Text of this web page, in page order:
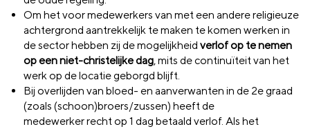
Om het voor medewerkers van met een andere religieuze
achtergrond aantrekkelijk te maken te komen werken in
de sector hebben zij de mogelijkheid verlof op te nemen
op een niet-christelijke dag, mits de continuïteit van het
werk op de locatie geborgd blijft.
Bij overlijden van bloed- en aanverwanten in de 2e graad
(zoals (schoon)broers/zussen) heeft de
medewerker recht op 1 dag betaald verlof. Als het